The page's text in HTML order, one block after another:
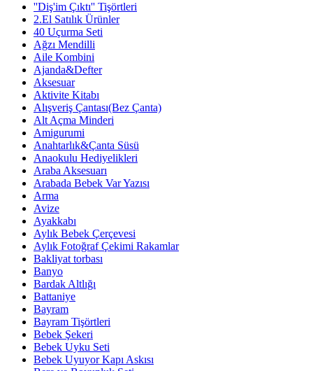
''Diş'im Çıktı'' Tişörtleri
2.El Satılık Ürünler
40 Uçurma Seti
Ağzı Mendilli
Aile Kombini
Ajanda&Defter
Aksesuar
Aktivite Kitabı
Alışveriş Çantası(Bez Çanta)
Alt Açma Minderi
Amigurumi
Anahtarlık&Çanta Süsü
Anaokulu Hediyelikleri
Araba Aksesuarı
Arabada Bebek Var Yazısı
Arma
Avize
Ayakkabı
Aylık Bebek Çerçevesi
Aylık Fotoğraf Çekimi Rakamlar
Bakliyat torbası
Banyo
Bardak Altlığı
Battaniye
Bayram
Bayram Tişörtleri
Bebek Şekeri
Bebek Uyku Seti
Bebek Uyuyor Kapı Askısı